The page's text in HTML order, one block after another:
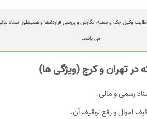
وکیل چک و سفته، نگارش و بررسی قراردادها و همینطور اسناد
می باشد.
در تهران و کرج (ویژگی ها)
رسمی و مالی.
اموال و رفع توقیف آن.